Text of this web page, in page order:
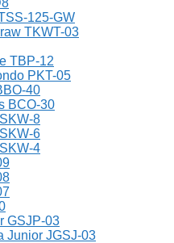
125-GW
TKWT-03
TBP-12
PKT-05
40
BCO-30
8
6
4
GSJP-03
Junior JGSJ-03